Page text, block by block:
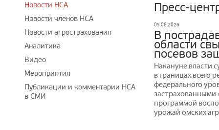
Пресс-
05.08.2026
В
области
посевов
Накануне власти
в границах всего
федерального
застрахованными
программой
урожай омских
Новости НСА
Новости членов НСА
Новости агрострахования
Аналитика
Видео
Мероприятия
Публикации и комментарии НСА
в СМИ